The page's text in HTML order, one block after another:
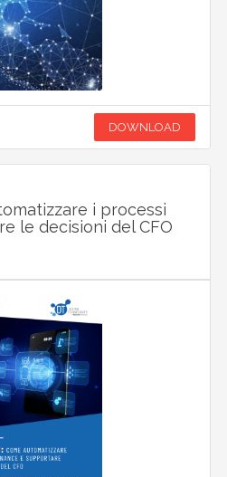
DOWNLOAD
i processi
le decisioni del CFO